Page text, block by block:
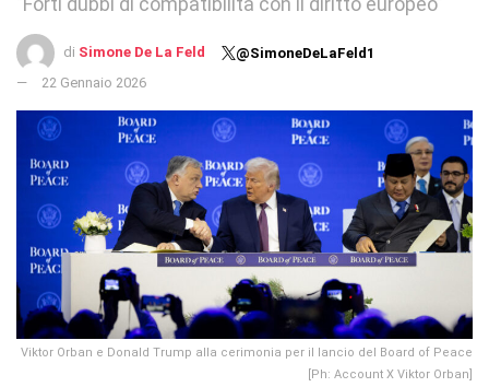
di Simone De La Feld
@SimoneDeLaFeld1
22 Gennaio 2026
Viktor Orban e Donald Trump alla cerimonia per il lancio del Board of Peace
[Ph: Account X Viktor Orban]